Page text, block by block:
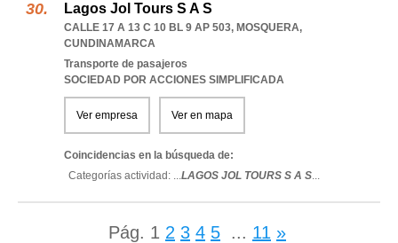
Lagos Jol Tours S A S
CALLE 17 A 13 C 10 BL 9 AP 503, MOSQUERA,
CUNDINAMARCA
Transporte de pasajeros
SOCIEDAD POR ACCIONES SIMPLIFICADA
Ver empresa Ver en mapa
Coincidencias en la búsqueda de:
Categorías actividad: ...LAGOS JOL TOURS S A S...
Pág. 1 2 3 4 5 ... 11 »